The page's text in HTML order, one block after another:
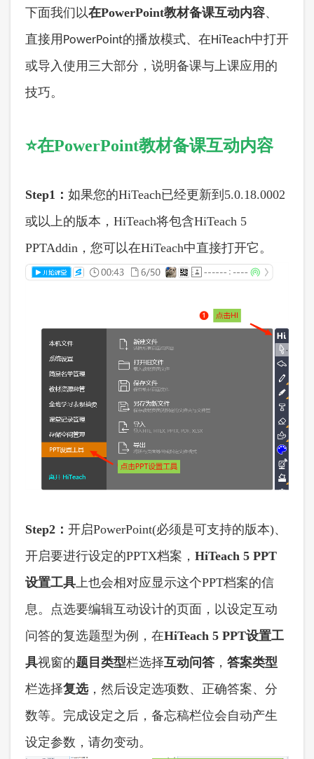
下面我们以在PowerPoint教材备课互动内容、
直接用PowerPoint的播放模式、在HiTeach中打开
或导入使用三大部分，说明备课与上课应用的
技巧。
⭐在PowerPoint教材备课互动内容
Step1： 如果您的HiTeach已经更新到5.0.18.0002
或以上的版本，HiTeach将包含HiTeach 5
PPTAddin，您可以在HiTeach中直接打开它。
Step2： 开启PowerPoint(必须是可支持的版本)、
开启要进行设定的PPTX档案， HiTeach 5 PPT
设置工具上也会相对应显示这个PPT档案的信
息。点选要编辑互动设计的页面，以设定互动
问答的复选题型为例，在HiTeach 5 PPT设置工
具视窗的题目类型栏选择互动问答， 答案类型
栏选择复选，然后设定选项数、正确答案、分
数等。完成设定之后，备忘稿栏位会自动产生
设定参数，请勿变动。